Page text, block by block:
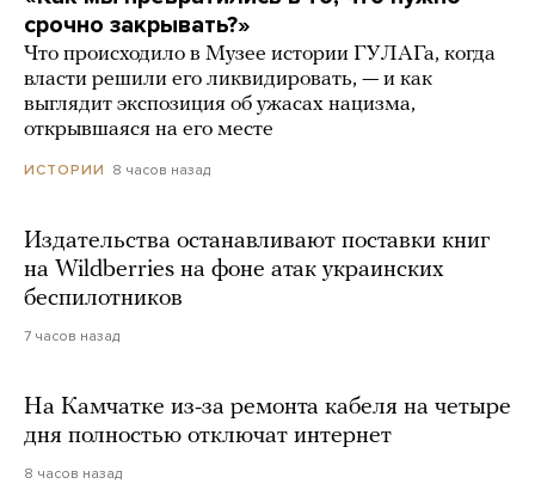
срочно закрывать?»
Что происходило в Музее истории ГУЛАГа, когда
власти решили его ликвидировать, — и как
выглядит экспозиция об ужасах нацизма,
открывшаяся на его месте
ИСТОРИИ 8 часов назад
Издательства останавливают поставки книг
на Wildberries на фоне атак украинских
беспилотников
7 часов назад
На Камчатке из-за ремонта кабеля на четыре
дня полностью отключат интернет
8 часов назад